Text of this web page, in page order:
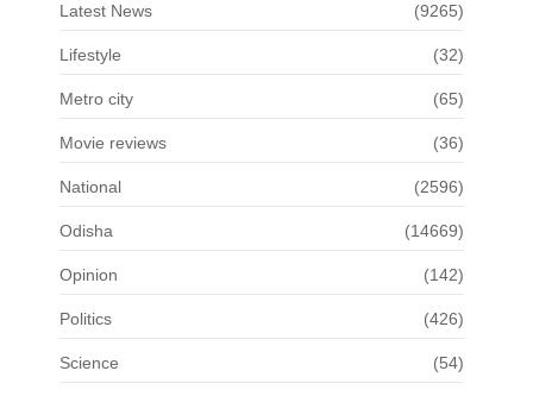
Latest News (9265)
Lifestyle (32)
Metro city (65)
Movie reviews (36)
National (2596)
Odisha (14669)
Opinion (142)
Politics (426)
Science (54)